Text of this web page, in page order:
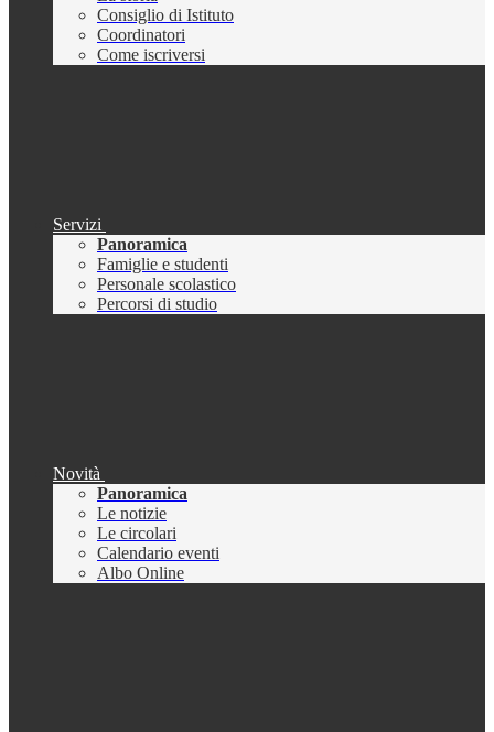
Consiglio di Istituto
Coordinatori
Come iscriversi
Servizi
Panoramica
Famiglie e studenti
Personale scolastico
Percorsi di studio
Novità
Panoramica
Le notizie
Le circolari
Calendario eventi
Albo Online